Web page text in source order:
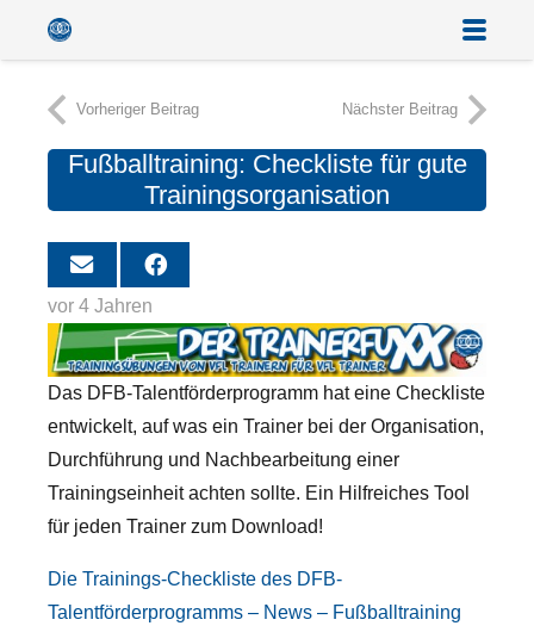
Vorheriger Beitrag Nächster Beitrag
Fußballtraining: Checkliste für gute
Trainingsorganisation
vor 4 Jahren
Das DFB-Talentförderprogramm hat eine Checkliste
entwickelt, auf was ein Trainer bei der Organisation,
Durchführung und Nachbearbeitung einer
Trainingseinheit achten sollte. Ein Hilfreiches Tool
für jeden Trainer zum Download!
Die Trainings-Checkliste des DFB-
Talentförderprogramms – News – Fußballtraining